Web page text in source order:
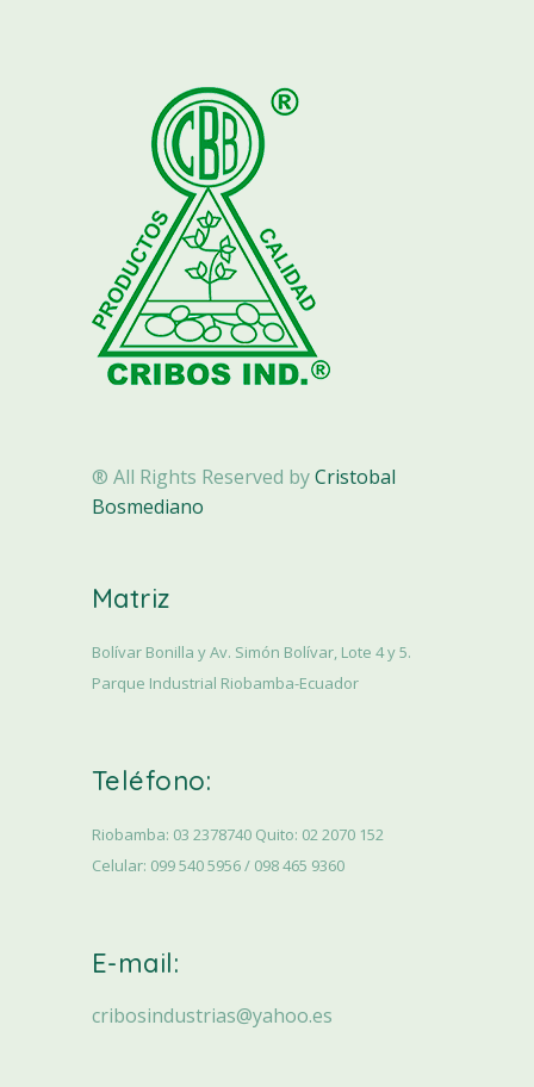
® All Rights Reserved byCristobal
Bosmediano
Matriz
Bolívar Bonilla y Av. Simón Bolívar, Lote 4 y 5.
Parque Industrial Riobamba-Ecuador
Teléfono:
Riobamba: 03 2378740 Quito: 02 2070 152
Celular: 099 540 5956 / 098 465 9360
E-mail:
cribosindustrias@yahoo.es